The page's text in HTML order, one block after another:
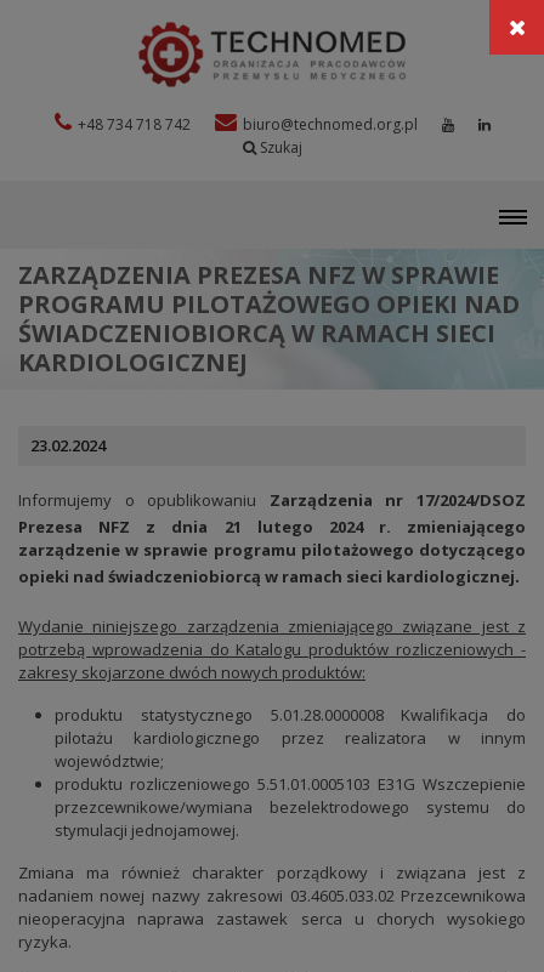
+48 734 718 742
biuro@technomed.org.pl
Szukaj
ZARZĄDZENIA PREZESA NFZ W SPRAWIE
PROGRAMU PILOTAŻOWEGO OPIEKI NAD
ŚWIADCZENIOBIORCĄ W RAMACH SIECI
KARDIOLOGICZNEJ
23.02.2024
Informujemy o opublikowaniu Zarządzenia nr 17/2024/DSOZ
Prezesa NFZ z dnia 21 lutego 2024 r. zmieniającego
zarządzenie w sprawie programu pilotażowego dotyczącego
opieki nad świadczeniobiorcą w ramach sieci kardiologicznej.
Wydanie niniejszego zarządzenia zmieniającego związane jest z
potrzebą wprowadzenia do Katalogu produktów rozliczeniowych -
zakresy skojarzone dwóch nowych produktów:
produktu statystycznego 5.01.28.0000008 Kwalifikacja do
pilotażu kardiologicznego przez realizatora w innym
województwie;
produktu rozliczeniowego 5.51.01.0005103 E31G Wszczepienie
przezcewnikowe/wymiana bezelektrodowego systemu do
stymulacji jednojamowej.
Zmiana ma również charakter porządkowy i związana jest z
nadaniem nowej nazwy zakresowi 03.4605.033.02 Przezcewnikowa
nieoperacyjna naprawa zastawek serca u chorych wysokiego
ryzyka.